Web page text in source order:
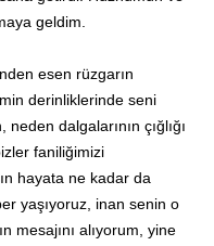
geldim.
esen rüzgarın
derinliklerinde seni
dalgalarının çığlığı
faniliğimizi
hayata ne kadar da
yaşıyoruz, inan senin o
mesajını alıyorum, yine